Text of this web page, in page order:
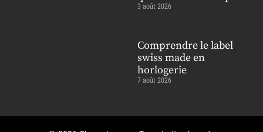
3 août 2026
Comprendre le label
swiss made en
horlogerie
7 août 2026